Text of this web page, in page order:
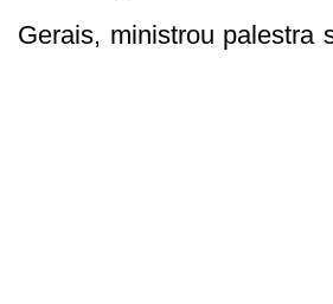
Gerais, ministrou palestra